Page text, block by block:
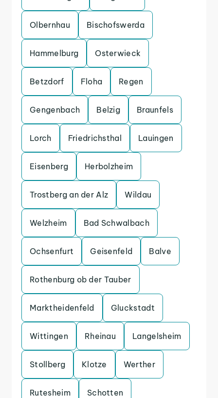
Olbernhau Bischofswerda
Hammelburg Osterwieck
Betzdorf Floha Regen
Gengenbach Belzig Braunfels
Lorch Friedrichsthal Lauingen
Eisenberg Herbolzheim
Trostberg an der Alz Wildau
Welzheim Bad Schwalbach
Ochsenfurt Geisenfeld Balve
Rothenburg ob der Tauber
Marktheidenfeld Gluckstadt
Wittingen Rheinau Langelsheim
Stollberg Klotze Werther
Rutesheim Schotten